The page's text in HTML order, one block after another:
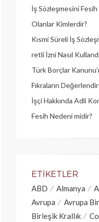
İş Sözleşmesini
Olanlar Kimlerdir?
Kısmi Süreli İş
retli İzni Nasıl
Türk Borçlar
Fıkraların
İşçi Hakkında Adli
Fesih Nedeni midir?
ETIKETLER
ABD Almanya
Avrupa
Avrupa
Birleşik Krallık